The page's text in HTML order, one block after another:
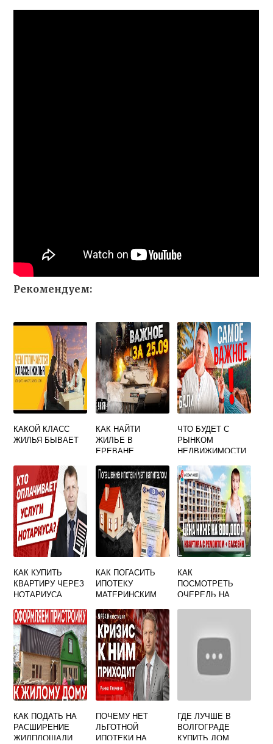
Рекомендуем:
КАКОЙ КЛАСС
ЖИЛЬЯ БЫВАЕТ
КАК НАЙТИ
ЖИЛЬЕ В
ЕРЕВАНЕ
ЧТО БУДЕТ С
РЫНКОМ
НЕДВИЖИМОСТИ
КАК КУПИТЬ
КВАРТИРУ ЧЕРЕЗ
НОТАРИУСА
КАК ПОГАСИТЬ
ИПОТЕКУ
МАТЕРИНСКИМ
ЧЕРЕЗ
ГОСУСЛУГИ
КАК
ПОСМОТРЕТЬ
ОЧЕРЕДЬ НА
КАК ПОДАТЬ НА
РАСШИРЕНИЕ
ЖИЛПЛОЩАДИ
ПОЧЕМУ НЕТ
ЛЬГОТНОЙ
ИПОТЕКИ НА
ГДЕ ЛУЧШЕ В
ВОЛГОГРАДЕ
КУПИТЬ ДОМ